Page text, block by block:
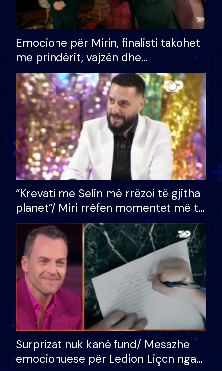
Emocione për Mirin, finalisti takohet
me prindërit, vajzën dhe
bashkëshorten: S’kemi ndonjë letër
divorci apo jo?
“Krevati me Selin më rrëzoi të gjitha
planet”/ Miri rrëfen momentet më të
bukura në shtëpinë e BB VIP: Do më
mungojë zilja e mëngjesit kur…
Surprizat nuk kanë fund/ Mesazhe
emocionuese për Ledion Liçon nga